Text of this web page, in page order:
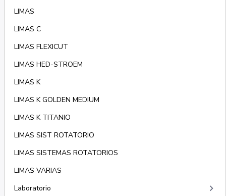
LIMAS
LIMAS C
LIMAS FLEXICUT
LIMAS HED-STROEM
LIMAS K
LIMAS K GOLDEN MEDIUM
LIMAS K TITANIO
LIMAS SIST ROTATORIO
LIMAS SISTEMAS ROTATORIOS
LIMAS VARIAS
Laboratorio
keyboard_arrow_right